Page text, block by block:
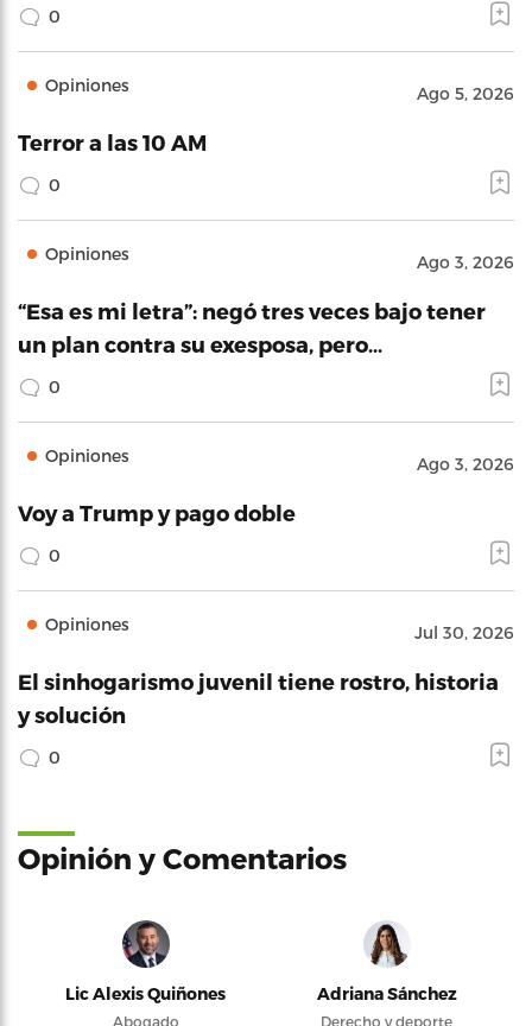
0
Opiniones Ago 5, 2026
Terror a las 10 AM
0
Opiniones Ago 3, 2026
“Esa es mi letra”: negó tres veces bajo tener
un plan contra su exesposa, pero…
0
Opiniones Ago 3, 2026
Voy a Trump y pago doble
0
Opiniones Jul 30, 2026
El sinhogarismo juvenil tiene rostro, historia
y solución
0
Opinión y Comentarios
Lic Alexis Quiñones
Abogado
Adriana Sánchez
Derecho y deporte